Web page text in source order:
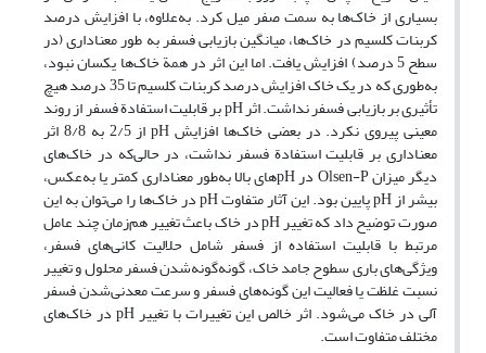
بسیاری از خاک‌ها به سمت صفر میل کرد. به‌علاوه، با افزایش درصد
کربنات کلسیم در خاک‌ها، میانگین بازیابی فسفر به طور معناداری (در
سطح 5 درصد) افزایش یافت. اما این اثر در همة خاک‌ها یکسان نبود،
به‌طوری که در یک خاک افزایش درصد کربنات کلسیم تا 35 درصد هیچ
تأثیری بر بازیابی فسفر نداشت. اثر pH بر قابلیت استفادة فسفر از روند
معینی پیروی نکرد. در بعضی خاک‌ها افزایش pH از 2/5 به 8/8 اثر
معناداری بر قابلیت استفادة فسفر نداشت، در حالی‌که در خاک‌های
دیگر میزان Olsen-P در pHهای بالا به‌طور معناداری کمتر یا به‌عکس،
بیشر از pH پایین بود. این آثار متفاوت pH در خاک‌ها را می‌توان به این
صورت توضیح داد که تغییر pH در خاک باعث تغییر هم‌زمان چند عامل
مرتبط با قابلیت استفاده از فسفر شامل حلالیت کانی‌های فسفر،
ویژگی‌های باری سطوح جامد خاک، گونه‌گونه‌شدن فسفر محلول و تغییر
نسبت غلظت یا فعالیت این گونه‌های فسفر و سرعت معدنی‌شدن فسفر
آلی در خاک می‌شود. اثر خالص این تغییرات با تغییر pH در خاک‌های
مختلف متفاوت است.